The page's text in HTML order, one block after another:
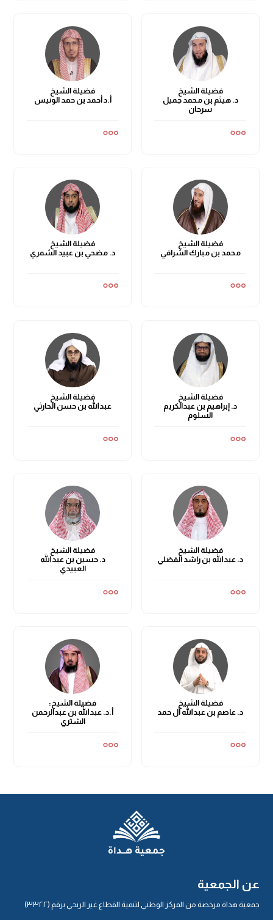
فضيلة الشيخ
د. هيثم بن محمد جميل
سرحان
فضيلة الشيخ
أ.د أحمد بن حمد الونيس
فضيلة الشيخ
محمد بن مبارك الشرافي
فضيلة الشيخ
د. مضحي بن عبيد الشمري
فضيلة الشيخ
د. إبراهيم بن عبدالكريم
السلوم
فضيلة الشيخ
عبدالله بن حسن الحارثي
فضيلة الشيخ
د. عبدالله بن راشد الفضلي
فضيلة الشيخ
د. حسين بن عبدالله
العبيدي
فضيلة الشيخ
د. عاصم بن عبدالله آل حمد
فضيلة الشيخ:
أ.د. عبدالله بن عبدالرحمن
الشثري
عن الجمعية
جمعية هداة مرخصة من المركز الوطني لتنمية القطاع غير الربحي برقم (٣٣٢٢)